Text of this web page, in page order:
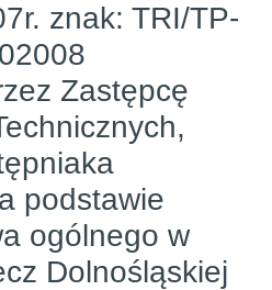
znak: TRI/TP-
Zastępcę
podstawie
ogólnego w
Dolnośląskiej